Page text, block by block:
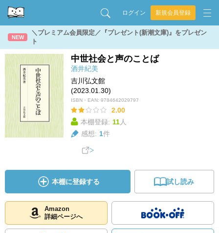
ログイン 新規会員登録
NEW
＼プレミアム会員限定／『プレゼント(新潮文庫)』をプレゼン
ト
中世社会と声のことば
酒井紀美
吉川弘文館
(2023.01.30)
ISBN・EAN: 9784642029797
2.00
本棚登録: 11人
感想: 1件
本棚に登録する 試し読み
Amazon
詳細ページへ